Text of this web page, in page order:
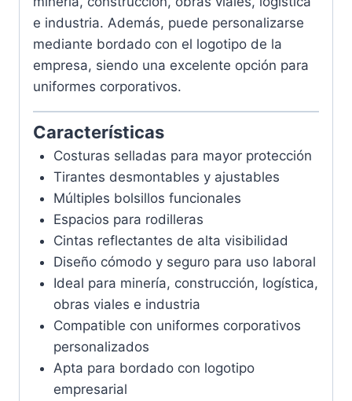
e industria. Además, puede personalizarse
mediante bordado con el logotipo de la
empresa, siendo una excelente opción para
uniformes corporativos.
Características
Costuras selladas para mayor protección
Tirantes desmontables y ajustables
Múltiples bolsillos funcionales
Espacios para rodilleras
Cintas reflectantes de alta visibilidad
Diseño cómodo y seguro para uso laboral
Ideal para minería, construcción, logística,
obras viales e industria
Compatible con uniformes corporativos
personalizados
Apta para bordado con logotipo
empresarial